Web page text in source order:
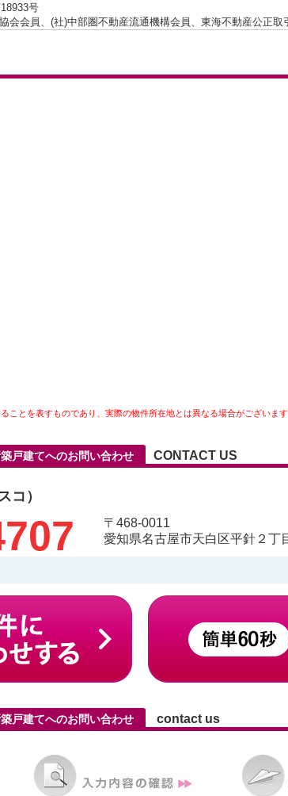
号
会会員、(社)中部圏不動産流通機構会員、東海不動産公正取
とを表すものであり、実際の物件所在地とは異なる場合がございます
戸建てへのお問い合わせ CONTACT US
コ）
〒468-0011
愛知県名古屋市天白区平針２丁
戸建てへのお問い合わせ contact us